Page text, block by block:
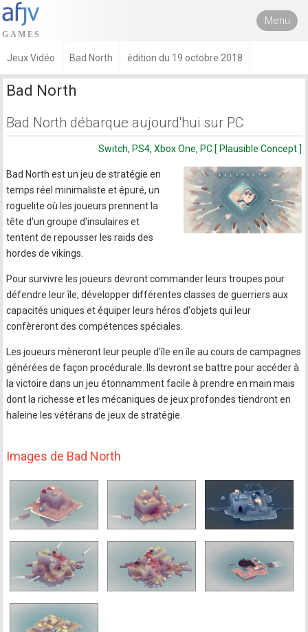
Menu
Jeux Vidéo Bad North édition du 19 octobre 2018
Bad North
Bad North débarque aujourd'hui sur PC
Switch, PS4, Xbox One, PC [ Plausible Concept ]
Bad North est un jeu de stratégie en
temps réel minimaliste et épuré, un
roguelite où les joueurs prennent la
tête d'un groupe d'insulaires et
tentent de repousser les raids des
hordes de vikings.
Pour survivre les joueurs devront commander leurs troupes pour
défendre leur île, développer différentes classes de guerriers aux
capacités uniques et équiper leurs héros d'objets qui leur
confèreront des compétences spéciales.
Les joueurs mèneront leur peuple d'île en île au cours de campagnes
générées de façon procédurale. Ils devront se battre pour accéder à
la victoire dans un jeu étonnamment facile à prendre en main mais
dont la richesse et les mécaniques de jeux profondes tiendront en
haleine les vétérans de jeux de stratégie.
Images de Bad North